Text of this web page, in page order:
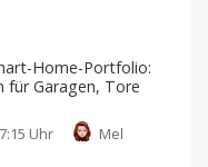
Home-Portfolio:
für Garagen, Tore
Uhr
Mel